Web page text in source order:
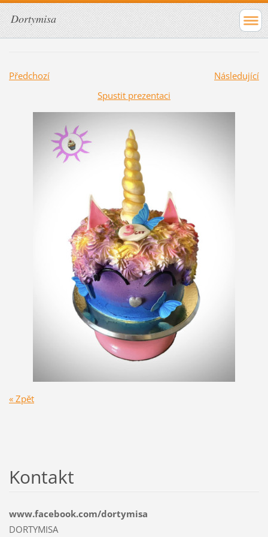
Dortymisa
Předchozí
Následující
Spustit prezentaci
« Zpět
Kontakt
www.facebook.com/dortymisa
DORTYMISA